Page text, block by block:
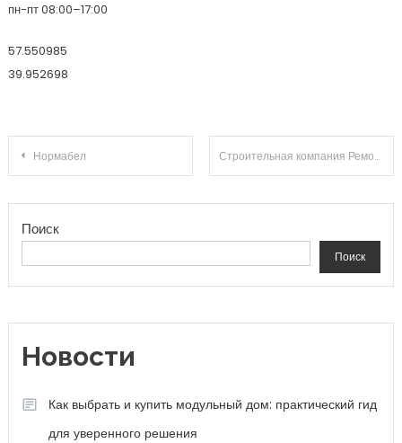
пн-пт 08:00–17:00
57.550985
39.952698
Навигация по записям
Нормабел Строительная компания РемонтСтрой
Поиск
Поиск
Новости
Как выбрать и купить модульный дом: практический гид
для уверенного решения